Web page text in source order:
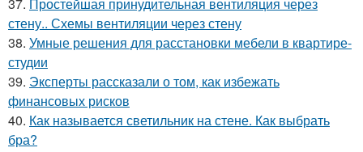
стену.. Схемы вентиляции через стену
38. Умные решения для расстановки мебели в квартире-
студии
39. Эксперты рассказали о том, как избежать
финансовых рисков
40. Как называется светильник на стене. Как выбрать
бра?